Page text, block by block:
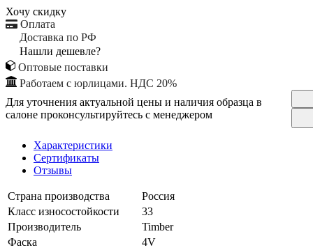
Хочу скидку
Оплата
Доставка по РФ
Нашли дешевле?
Оптовые поставки
Работаем с юрлицами. НДС 20%
Для уточнения актуальной цены и наличия образца в
салоне проконсультируйтесь с менеджером
Характеристики
Сертификаты
Отзывы
Страна производства
Россия
Класс износостойкости
33
Производитель
Timber
Фаска
4V